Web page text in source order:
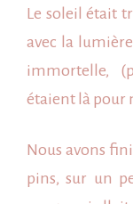
Le soleil était
avec la
immortelle,
étaient là pour
Nous avons
pins, sur un